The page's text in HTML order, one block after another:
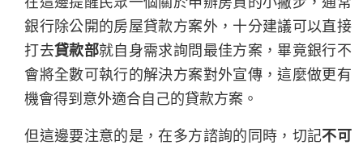
銀行除公開的房屋貸款方案外，十分建議可以直接
打去貸款部就自身需求詢問最佳方案，畢竟銀行不
會將全數可執行的解決方案對外宣傳，這麼做更有
機會得到意外適合自己的貸款方案。
但這邊要注意的是，在多方諮詢的同時，切記不可